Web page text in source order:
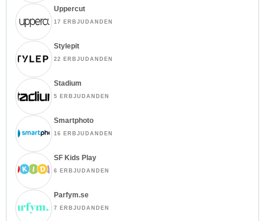
Uppercut
17 ERBJUDANDEN
Stylepit
22 ERBJUDANDEN
Stadium
5 ERBJUDANDEN
Smartphoto
16 ERBJUDANDEN
SF Kids Play
6 ERBJUDANDEN
Parfym.se
7 ERBJUDANDEN